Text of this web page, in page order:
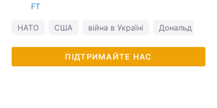
FT
НАТО США війна в Україні Дональд
ПІДТРИМАЙТЕ НАС